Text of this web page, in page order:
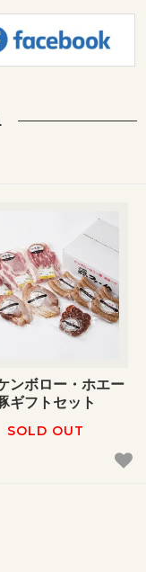
ンボロー・ホエー
ギフトセット
SOLD OUT